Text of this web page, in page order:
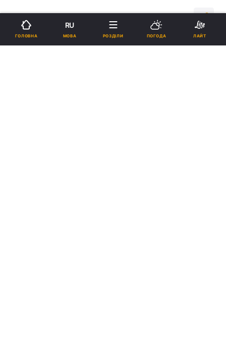
Підпишіться на нас в Google
ГОЛОВНА
RU
МОВА РОЗДІЛИ ПОГОДА ЛАЙТ